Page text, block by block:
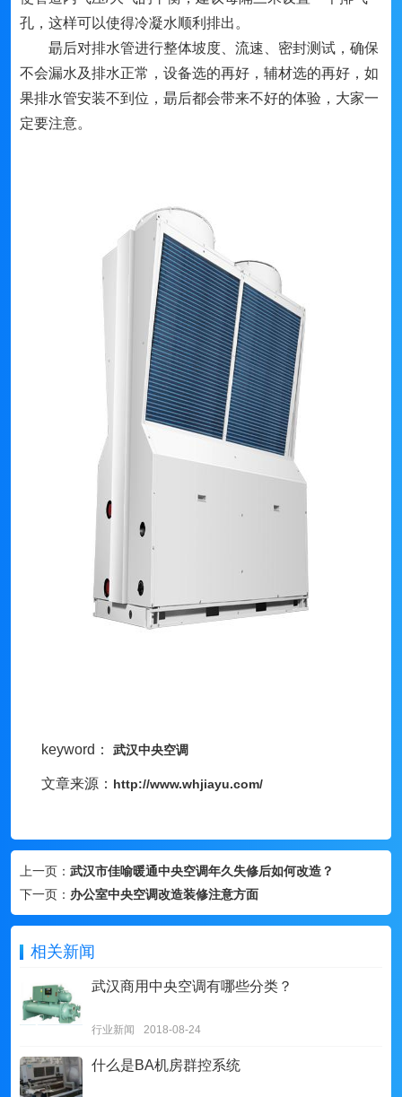
孔，这样可以使得冷凝水顺利排出。
朂后对排水管进行整体坡度、流速、密封测试，确保
不会漏水及排水正常，设备选的再好，辅材选的再好，如
果排水管安装不到位，朂后都会带来不好的体验，大家一
定要注意。
keyword： 武汉中央空调
文章来源： http://www.whjiayu.com/
上一页： 武汉市佳喻暖通中央空调年久失修后如何改造？
下一页： 办公室中央空调改造装修注意方面
相关新闻
武汉商用中央空调有哪些分类？
行业新闻 2018-08-24
什么是BA机房群控系统